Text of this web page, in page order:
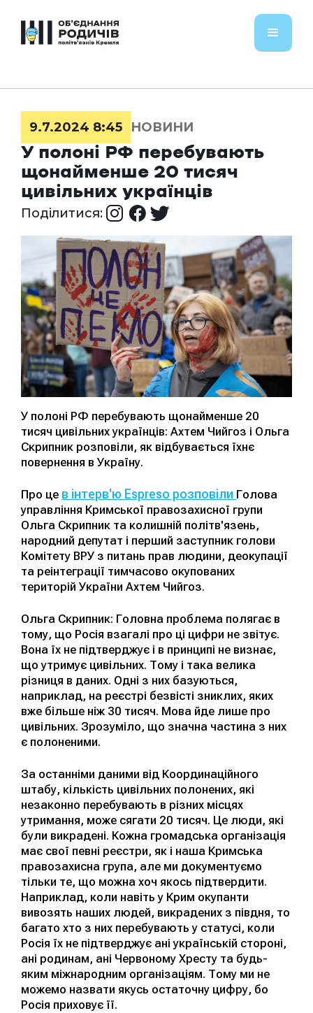
9.7.2024 8:45
НОВИНИ
У полоні РФ перебувають
щонайменше 20 тисяч
цивільних українців
Поділитися:
У полоні РФ перебувають щонайменше 20
тисяч цивільних українців: Ахтем Чийгоз і Ольга
Скрипник розповіли, як відбувається їхнє
повернення в Україну.
Про це в інтерв'ю Espreso розповіли Голова
управління Кримської правозахисної групи
Ольга Скрипник та колишній політв'язень,
народний депутат і перший заступник голови
Комітету ВРУ з питань прав людини, деокупації
та реінтеграції тимчасово окупованих
територій України Ахтем Чийгоз.
Ольга Скрипник: Головна проблема полягає в
тому, що Росія взагалі про ці цифри не звітує.
Вона їх не підтверджує і в принципі не визнає,
що утримує цивільних. Тому і така велика
різниця в даних. Одні з них базуються,
наприклад, на реєстрі безвісті зниклих, яких
вже більше ніж 30 тисяч. Мова йде лише про
цивільних. Зрозуміло, що значна частина з них
є полоненими.
За останніми даними від Координаційного
штабу, кількість цивільних полонених, які
незаконно перебувають в різних місцях
утримання, може сягати 20 тисяч. Це люди, які
були викрадені. Кожна громадська організація
має свої певні реєстри, як і наша Кримська
правозахисна група, але ми документуємо
тільки те, що можна хоч якось підтвердити.
Наприклад, коли навіть у Крим окупанти
вивозять наших людей, викрадених з півдня, то
багато хто з них перебувають у статусі, коли
Росія їх не підтверджує ані українській стороні,
ані родинам, ані Червоному Хресту та будь-
яким міжнародним організаціям. Тому ми не
можемо назвати якусь остаточну цифру, бо
Росія приховує її.